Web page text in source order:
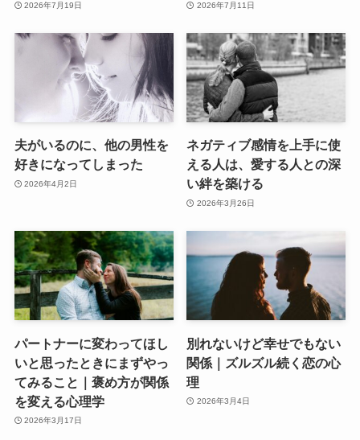
2026年7月19日 2026年7月11日
夫がいるのに、他の男性を
好きになってしまった
2026年4月2日
ネガティブ感情を上手に使
える人は、愛する人との深
い絆を築ける
2026年3月26日
パートナーに変わってほし
いと思ったときにまずやっ
てみること｜褒め方が関係
を変える心理学
2026年3月17日
別れないけど幸せでもない
関係｜ズルズル続く恋の心
理
2026年3月4日